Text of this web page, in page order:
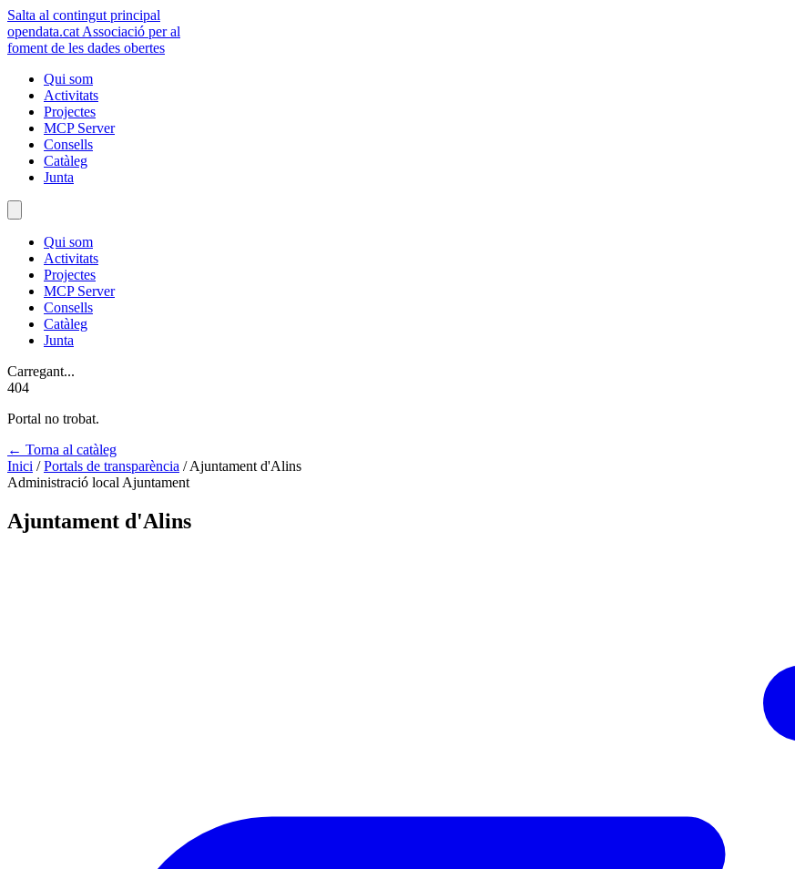
Salta al contingut principal
opendata.cat Associació per al
foment de les dades obertes
Qui som
Activitats
Projectes
MCP Server
Consells
Catàleg
Junta
Qui som
Activitats
Projectes
MCP Server
Consells
Catàleg
Junta
Carregant...
404
Portal no trobat.
← Torna al catàleg
Inici / Portals de transparència / Ajuntament d'Alins
Administració local Ajuntament
Ajuntament d'Alins